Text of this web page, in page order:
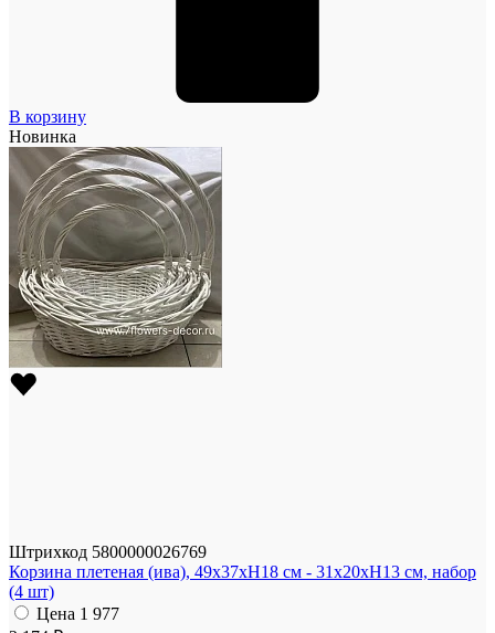
В корзину
Новинка
Штрихкод 5800000026769
Корзина плетеная (ива), 49x37xH18 см - 31x20xH13 см, набор
(4 шт)
Цена 1 977